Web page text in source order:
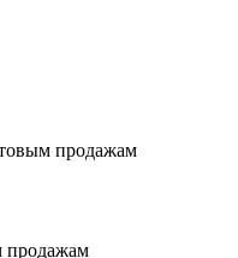
продажам
продажам